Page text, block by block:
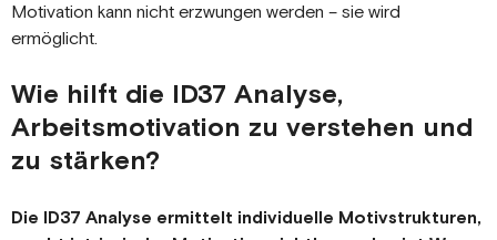
Motivation kann nicht erzwungen werden – sie wird
ermöglicht.
Wie hilft die ID37 Analyse,
Arbeitsmotivation zu verstehen und
zu stärken?
Die ID37 Analyse ermittelt individuelle Motivstrukturen,